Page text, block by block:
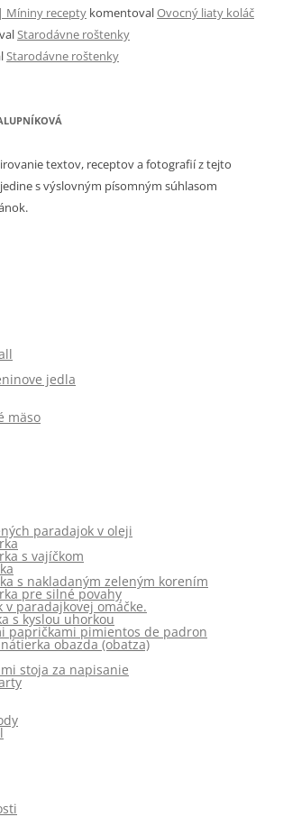
Míniny recepty komentovalOvocný liaty koláč
Starodávne roštenky
Starodávne roštenky
textov, receptov a fotografií z tejto
s výslovným písomným súhlasom
jedla
mäso
paradajok v oleji
s vajíčkom
s nakladaným zeleným korením
pre silné povahy
paradajkovej omáčke.
s kyslou uhorkou
papričkami pimientos de padron
obazda (obatza)
stoja za napisanie